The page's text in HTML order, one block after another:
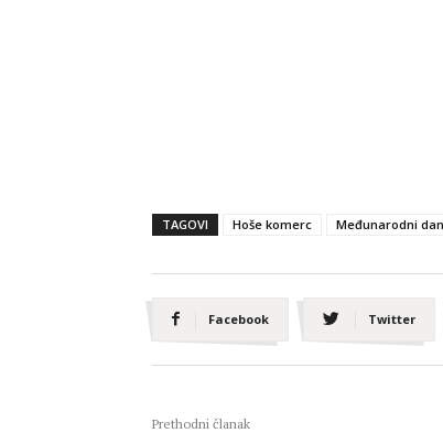
TAGOVI Hoše komerc Međunarodni
Facebook Twitter
Prethodni članak